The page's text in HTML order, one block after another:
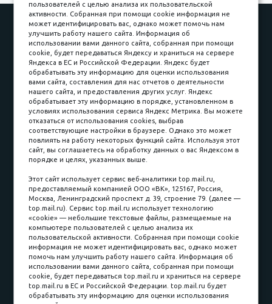
Наши работы
Оплата
Доставка и сборка
Гарантии
Карьера в компании
Контакты
Принимаем к оплате
Наличные
пл. Соляная, 6, стр. 16
8 (3822) 60-70-30
8 (3822) 50-39-09
8 (3822) 22-77-68
8 (3822) 50-48-50
8 (3822) 65-42-10
пользователей с целью анализа их пользовательской
активности. Собранная при помощи cookie информация не
может идентифицировать вас, однако может помочь нам
улучшить работу нашего сайта. Информация об
использовании вами данного сайта, собранная при помощи
cookie, будет передаваться Яндексу и храниться на сервере
Яндекса в ЕС и Российской Федерации. Яндекс будет
обрабатывать эту информацию для оценки использования
вами сайта, составления для нас отчетов о деятельности
нашего сайта, и предоставления других услуг. Яндекс
обрабатывает эту информацию в порядке, установленном в
условиях использования сервиса Яндекс Метрика. Вы можете
отказаться от использования cookies, выбрав
соответствующие настройки в браузере. Однако это может
повлиять на работу некоторых функций сайта. Используя этот
сайт, вы соглашаетесь на обработку данных о вас Яндексом в
порядке и целях, указанных выше.
Этот сайт использует сервис веб-аналитики top.mail.ru,
предоставляемый компанией ООО «ВК», 125167, Россия,
Москва, Ленинградский проспект д. 39, строение 79. (далее —
top.mail.ru). Сервис top.mail.ru использует технологию
«cookie» — небольшие текстовые файлы, размещаемые на
компьютере пользователей с целью анализа их
пользовательской активности. Собранная при помощи cookie
информация не может идентифицировать вас, однако может
помочь нам улучшить работу нашего сайта. Информация об
использовании вами данного сайта, собранная при помощи
cookie, будет передаваться top.mail.ru и храниться на сервере
top.mail.ru в ЕС и Российской Федерации. top.mail.ru будет
обрабатывать эту информацию для оценки использования